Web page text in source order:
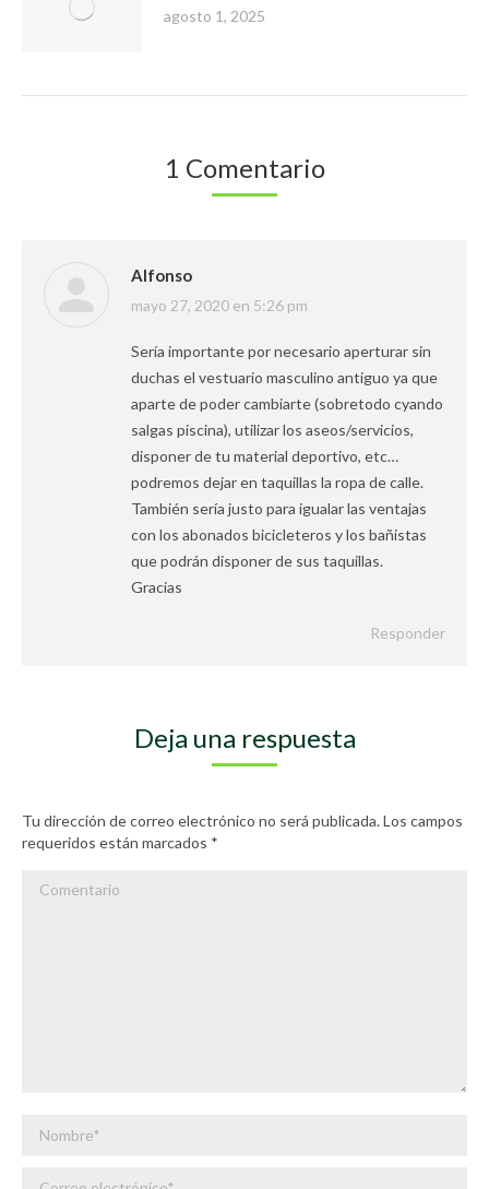
agosto 1, 2025
1 Comentario
Alfonso
dice:
mayo 27, 2020 en 5:26 pm
Sería importante por necesario aperturar sin
duchas el vestuario masculino antiguo ya que
aparte de poder cambiarte (sobretodo cyando
salgas piscina), utilizar los aseos/servicios,
disponer de tu material deportivo, etc…
podremos dejar en taquillas la ropa de calle.
También sería justo para igualar las ventajas
con los abonados bicicleteros y los bañistas
que podrán disponer de sus taquillas.
Gracias
Responder
Deja una respuesta
Tu dirección de correo electrónico no será publicada. Los campos
requeridos están marcados *
Comentario